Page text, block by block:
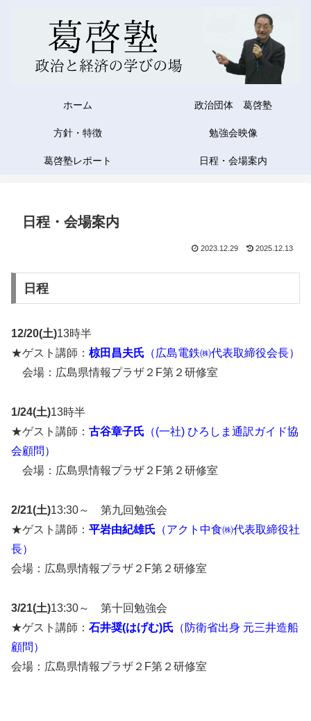
ホーム 政治団体 葛啓塾
方針・特徴 勉強会映像
葛啓塾レポート 日程・会場案内
日程・会場案内
2023.12.29 2025.12.13
日程
12/20(土)13時半
★ゲスト講師： 椋田昌夫氏 （広島電鉄㈱代表取締役会長）
会場：広島県情報プラザ２F第２研修室
1/24(土)13時半
★ゲスト講師： 古谷章子氏 （(一社) ひろしま通訳ガイド協
会顧問）
会場：広島県情報プラザ２F第２研修室
2/21(土)13:30～ 第九回勉強会
★ゲスト講師： 平岩由紀雄氏 （アクト中食㈱代表取締役社
長）
会場：広島県情報プラザ２F第２研修室
3/21(土)13:30～ 第十回勉強会
★ゲスト講師： 石井奨(はげむ)氏 （防衛省出身 元三井造船
顧問）
会場：広島県情報プラザ２F第２研修室